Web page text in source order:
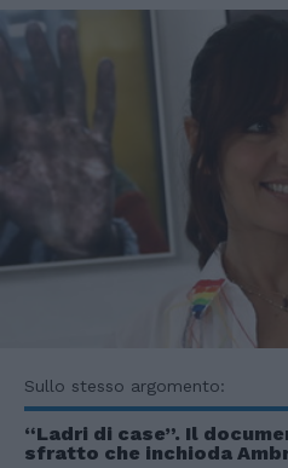
Sullo stesso argomento:
“Ladri di case”. Il
sfratto che inchioda